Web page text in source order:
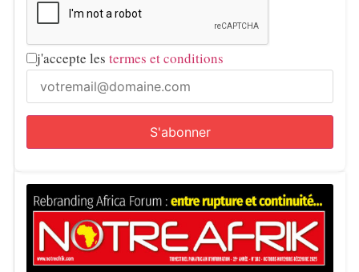
j'accepte les termes et conditions